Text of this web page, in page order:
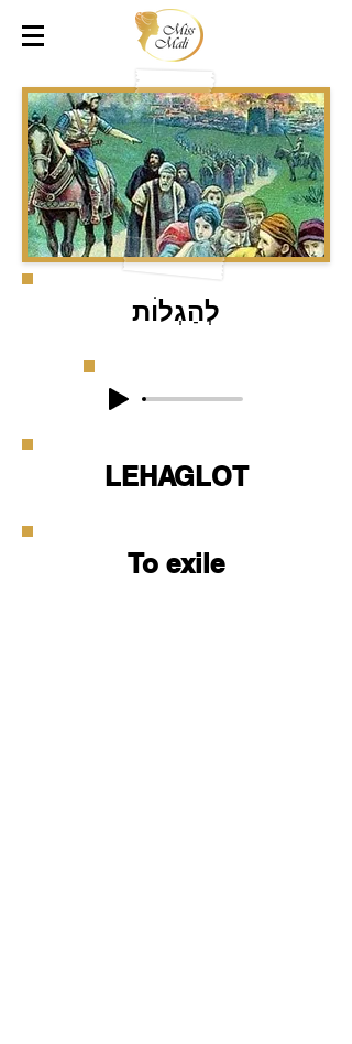
לְהַגְלוׄת
LEHAGLOT
To exile